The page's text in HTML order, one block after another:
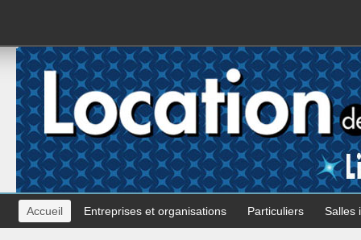
Accueil Entreprises et organisations Particuliers Salles